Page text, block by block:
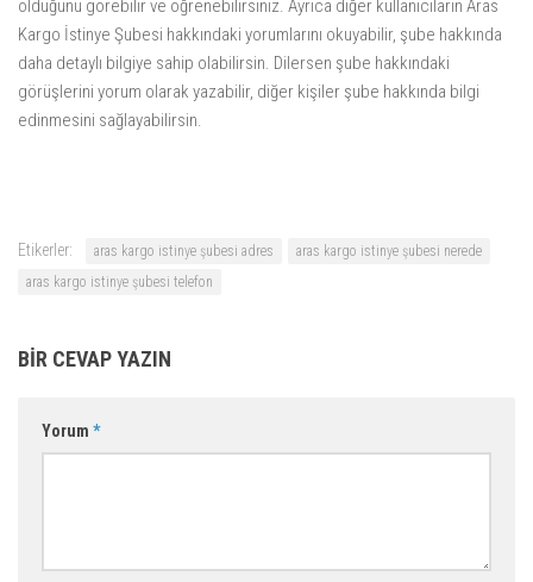
olduğunu görebilir ve öğrenebilirsiniz. Ayrıca diğer kullanıcıların Aras
Kargo İstinye Şubesi hakkındaki yorumlarını okuyabilir, şube hakkında
daha detaylı bilgiye sahip olabilirsin. Dilersen şube hakkındaki
görüşlerini yorum olarak yazabilir, diğer kişiler şube hakkında bilgi
edinmesini sağlayabilirsin.
Etikerler: aras kargo istinye şubesi adres
aras kargo istinye şubesi nerede
aras kargo istinye şubesi telefon
BIR CEVAP YAZIN
Yorum *